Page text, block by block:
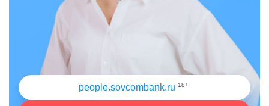
people.sovcombank.ru 18+